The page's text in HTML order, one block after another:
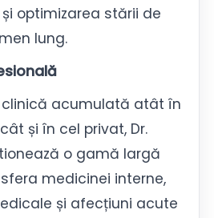
optimizarea stării de
lung.
clinică acumulată atât în
și în cel privat, Dr.
o gamă largă
medicinei interne,
și afecțiuni acute